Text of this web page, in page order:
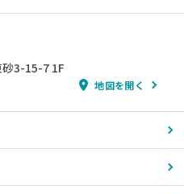
3-15-7 1F
地図を開く